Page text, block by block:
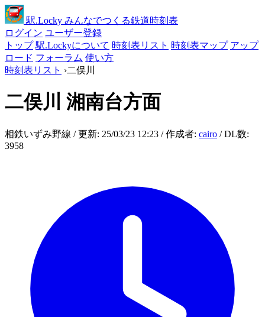
駅.Locky みんなでつくる鉄道時刻表
ログイン ユーザー登録
トップ 駅.Lockyについて 時刻表リスト 時刻表マップ アップ
ロード フォーラム 使い方
時刻表リスト ›二俣川
二俣川 湘南台方面
相鉄いずみ野線 / 更新: 25/03/23 12:23 / 作成者: cairo / DL数:
3958